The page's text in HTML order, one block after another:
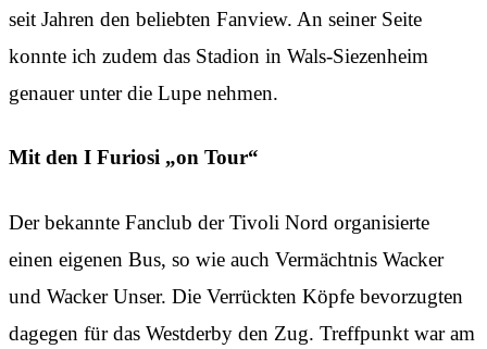
seit Jahren den beliebten Fanview. An seiner Seite
konnte ich zudem das Stadion in Wals-Siezenheim
genauer unter die Lupe nehmen.
Mit den I Furiosi „on Tour“
Der bekannte Fanclub der Tivoli Nord organisierte
einen eigenen Bus, so wie auch Vermächtnis Wacker
und Wacker Unser. Die Verrückten Köpfe bevorzugten
dagegen für das Westderby den Zug. Treffpunkt war am